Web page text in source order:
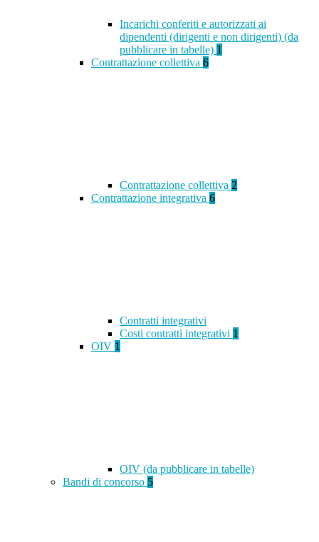
Incarichi conferiti e autorizzati ai
dipendenti (dirigenti e non dirigenti) (da
pubblicare in tabelle) 1
Contrattazione collettiva 6
Contrattazione collettiva 2
Contrattazione integrativa 6
Contratti integrativi
Costi contratti integrativi 1
OIV 1
OIV (da pubblicare in tabelle)
Bandi di concorso 5